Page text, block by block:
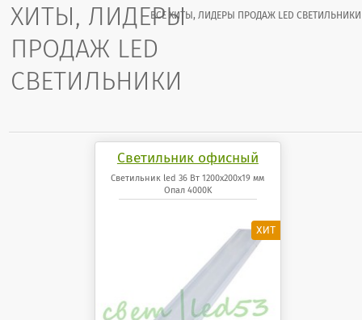
ХИТЫ, ЛИДЕРЫ
ПРОДАЖ LED
СВЕТИЛЬНИКИ
ВСЕ ХИТЫ, ЛИДЕРЫ ПРОДАЖ LED СВЕТИЛЬНИКИ
Светильник офисный
светодиодный 36 Вт
1200x200x19 мм Опал
Светильник led 36 Вт 1200x200x19 мм
Опал 4000K